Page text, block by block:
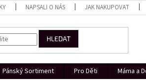
NAPSALI O NÁS JAK NAKUPOVAT
HLEDAT
Pánský Sortiment Pro Děti Máma a